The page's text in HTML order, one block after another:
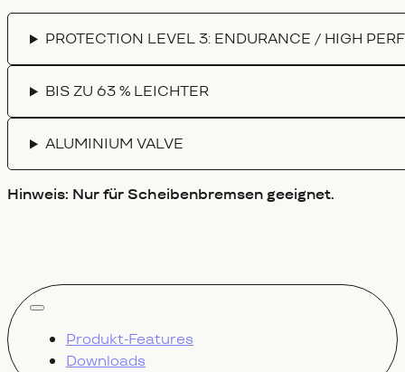
PROTECTION LEVEL 3: ENDURANCE / HIGH
BIS ZU 63 % LEICHTER
ALUMINIUM VALVE
Hinweis: Nur für Scheibenbremsen geeignet.
alle zeigen
Produkt-Features
Downloads